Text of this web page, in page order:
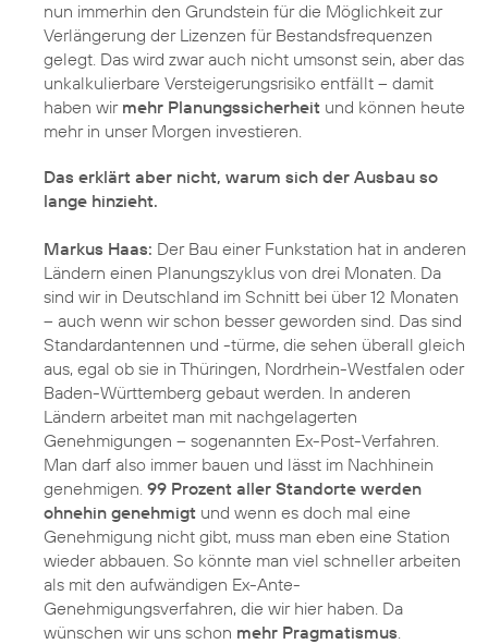
nun immerhin den Grundstein für die Möglichkeit zur
Verlängerung der Lizenzen für Bestandsfrequenzen
gelegt. Das wird zwar auch nicht umsonst sein, aber das
unkalkulierbare Versteigerungsrisiko entfällt – damit
haben wir mehr Planungssicherheit und können heute
mehr in unser Morgen investieren.
Das erklärt aber nicht, warum sich der Ausbau so
lange hinzieht.
Markus Haas: Der Bau einer Funkstation hat in anderen
Ländern einen Planungszyklus von drei Monaten. Da
sind wir in Deutschland im Schnitt bei über 12 Monaten
– auch wenn wir schon besser geworden sind. Das sind
Standardantennen und -türme, die sehen überall gleich
aus, egal ob sie in Thüringen, Nordrhein-Westfalen oder
Baden-Württemberg gebaut werden. In anderen
Ländern arbeitet man mit nachgelagerten
Genehmigungen – sogenannten Ex-Post-Verfahren.
Man darf also immer bauen und lässt im Nachhinein
genehmigen. 99 Prozent aller Standorte werden
ohnehin genehmigt und wenn es doch mal eine
Genehmigung nicht gibt, muss man eben eine Station
wieder abbauen. So könnte man viel schneller arbeiten
als mit den aufwändigen Ex-Ante-
Genehmigungsverfahren, die wir hier haben. Da
wünschen wir uns schon mehr Pragmatismus